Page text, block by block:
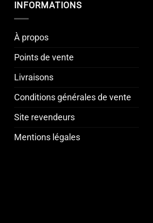
INFORMATIONS
À propos
Points de vente
Livraisons
Conditions générales de vente
Site revendeurs
Mentions légales